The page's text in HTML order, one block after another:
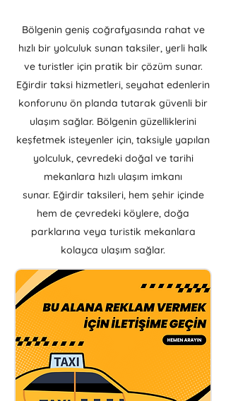
Bölgenin geniş coğrafyasında rahat ve
hızlı bir yolculuk sunan taksiler, yerli halk
ve turistler için pratik bir çözüm sunar.
Eğirdir taksi hizmetleri, seyahat edenlerin
konforunu ön planda tutarak güvenli bir
ulaşım sağlar. Bölgenin güzelliklerini
keşfetmek isteyenler için, taksiyle yapılan
yolculuk, çevredeki doğal ve tarihi
mekanlara hızlı ulaşım imkanı
sunar. Eğirdir taksileri, hem şehir içinde
hem de çevredeki köylere, doğa
parklarına veya turistik mekanlara
kolayca ulaşım sağlar.